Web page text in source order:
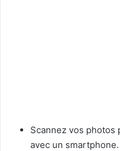
Scannez vos
avec un